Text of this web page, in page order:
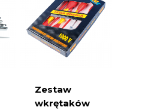
Zestaw
wkrętaków